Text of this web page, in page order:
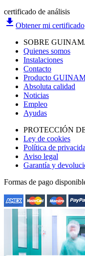
certificado de análisis
file_download Obtener mi certificado
SOBRE
Quienes somos
Instalaciones
Contacto
Producto
Absoluta calidad
Noticias
Empleo
Ayudas
PROTECCIÓN
Ley de cookies
Política de
Aviso legal
Garantía y
Formas de pago